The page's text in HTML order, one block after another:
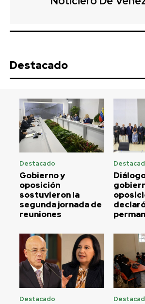
Destacado
Destacado
Gobierno y
oposición
sostuvieron la
segunda jornada de
reuniones
Destacado